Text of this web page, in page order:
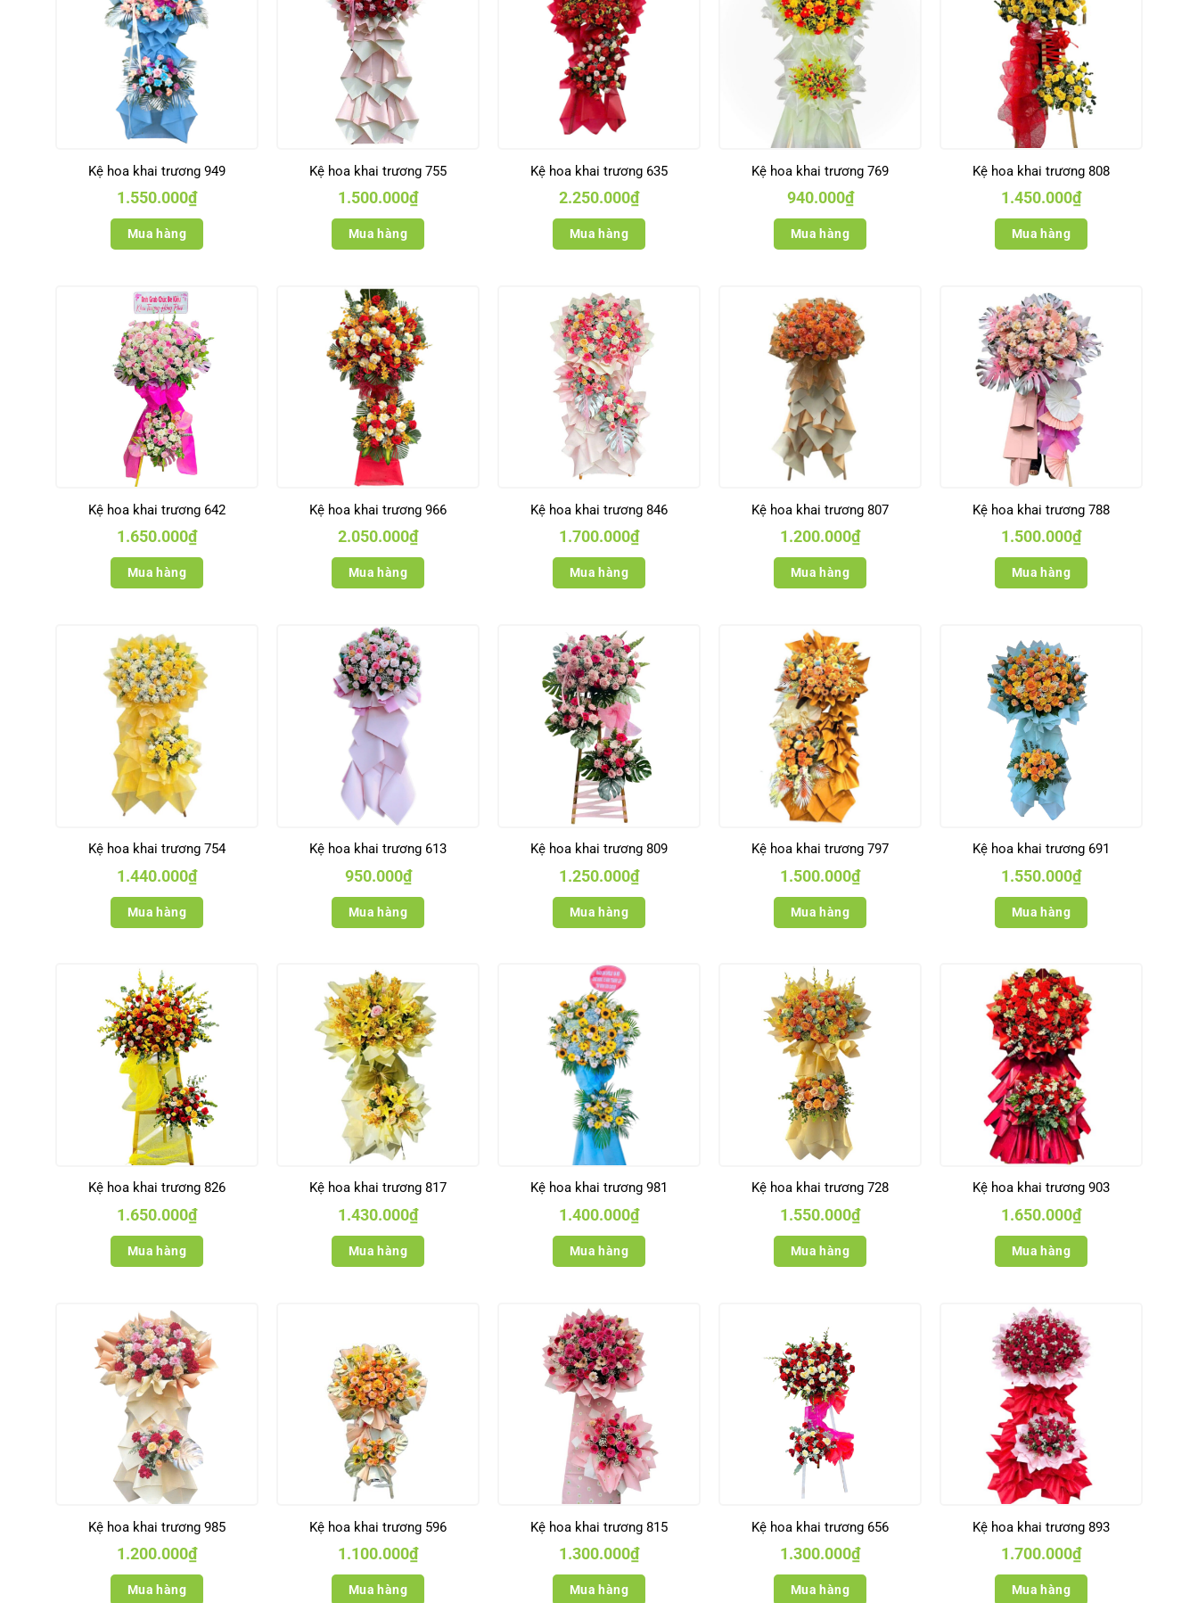
Kệ hoa khai trương 949
1.550.000₫
Mua hàng
Kệ hoa khai trương 755
1.500.000₫
Mua hàng
Kệ hoa khai trương 635
2.250.000₫
Mua hàng
Kệ hoa khai trương 769
940.000₫
Mua hàng
Kệ hoa khai trương 808
1.450.000₫
Mua hàng
Kệ hoa khai trương 642
1.650.000₫
Mua hàng
Kệ hoa khai trương 966
2.050.000₫
Mua hàng
Kệ hoa khai trương 846
1.700.000₫
Mua hàng
Kệ hoa khai trương 807
1.200.000₫
Mua hàng
Kệ hoa khai trương 788
1.500.000₫
Mua hàng
Kệ hoa khai trương 754
1.440.000₫
Mua hàng
Kệ hoa khai trương 613
950.000₫
Mua hàng
Kệ hoa khai trương 809
1.250.000₫
Mua hàng
Kệ hoa khai trương 797
1.500.000₫
Mua hàng
Kệ hoa khai trương 691
1.550.000₫
Mua hàng
Kệ hoa khai trương 826
1.650.000₫
Mua hàng
Kệ hoa khai trương 817
1.430.000₫
Mua hàng
Kệ hoa khai trương 981
1.400.000₫
Mua hàng
Kệ hoa khai trương 728
1.550.000₫
Mua hàng
Kệ hoa khai trương 903
1.650.000₫
Mua hàng
Kệ hoa khai trương 985
1.200.000₫
Mua hàng
Kệ hoa khai trương 596
1.100.000₫
Mua hàng
Kệ hoa khai trương 815
1.300.000₫
Mua hàng
Kệ hoa khai trương 656
1.300.000₫
Mua hàng
Kệ hoa khai trương 893
1.700.000₫
Mua hàng